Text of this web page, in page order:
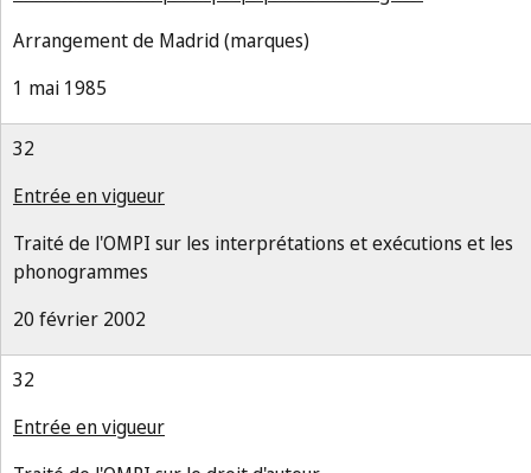
Arrangement de Madrid (marques)
1 mai 1985
32
Entrée en vigueur
Traité de l'OMPI sur les interprétations et exécutions et les
phonogrammes
20 février 2002
32
Entrée en vigueur